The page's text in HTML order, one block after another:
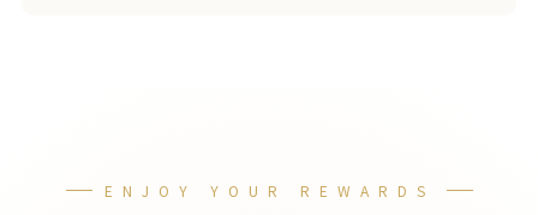
ENJOY YOUR REWARDS